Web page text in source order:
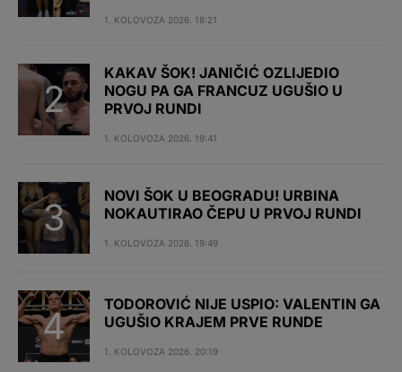
1. KOLOVOZA 2026. 18:21
KAKAV ŠOK! JANIČIĆ OZLIJEDIO
NOGU PA GA FRANCUZ UGUŠIO U
PRVOJ RUNDI
1. KOLOVOZA 2026. 19:41
NOVI ŠOK U BEOGRADU! URBINA
NOKAUTIRAO ČEPU U PRVOJ RUNDI
1. KOLOVOZA 2026. 19:49
TODOROVIĆ NIJE USPIO: VALENTIN GA
UGUŠIO KRAJEM PRVE RUNDE
1. KOLOVOZA 2026. 20:19